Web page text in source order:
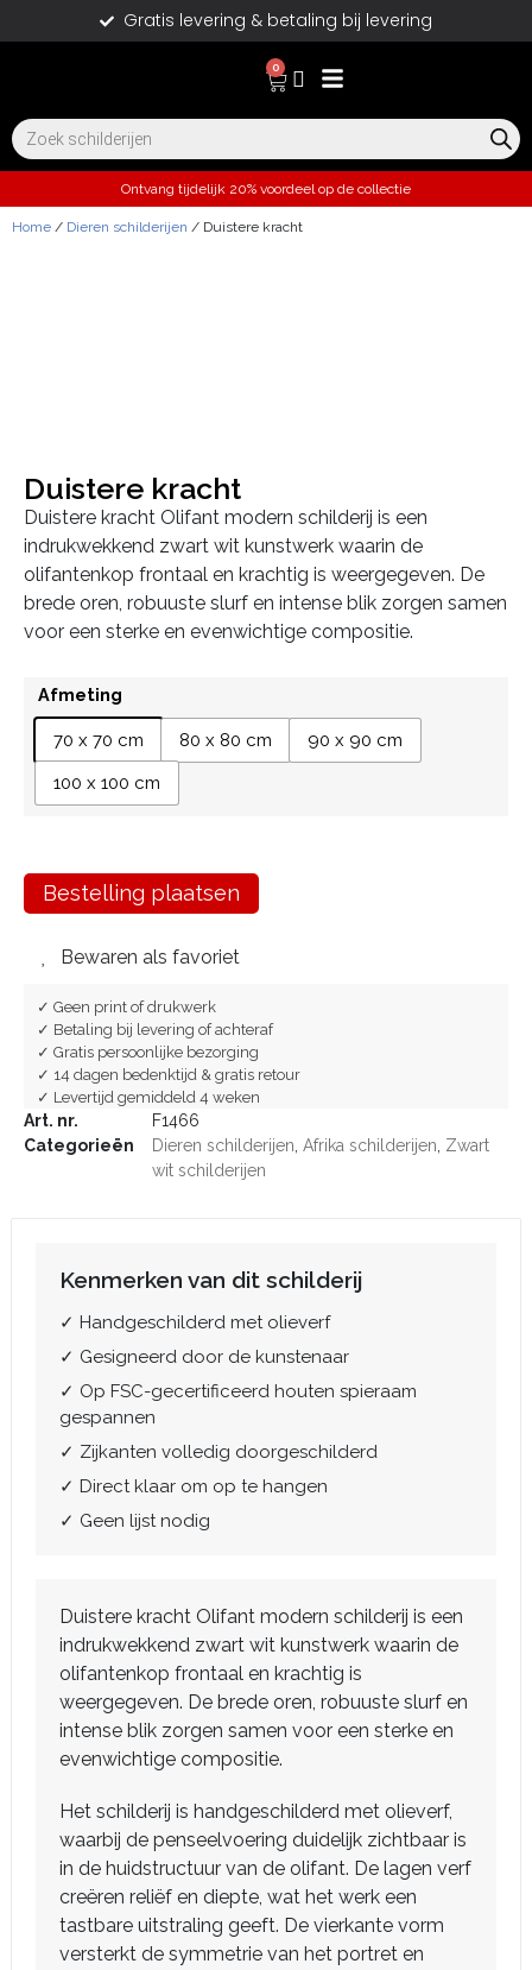
Gratis levering & betaling bij levering
0
Ontvang tijdelijk 20% voordeel op de collectie
Home / Dieren schilderijen / Duistere kracht
Duistere kracht
Duistere kracht Olifant modern schilderij is een
indrukwekkend zwart wit kunstwerk waarin de
olifantenkop frontaal en krachtig is weergegeven. De
brede oren, robuuste slurf en intense blik zorgen samen
voor een sterke en evenwichtige compositie.
Afmeting
70 x 70 cm 80 x 80 cm
90 x 90 cm
100 x 100 cm
Bestelling plaatsen
Bewaren als favoriet
✓ Geen print of drukwerk
✓ Betaling bij levering of achteraf
✓ Gratis persoonlijke bezorging
✓ 14 dagen bedenktijd & gratis retour
✓ Levertijd gemiddeld 4 weken
Art. nr.
F1466
Categorieën
Dieren schilderijen Afrika schilderijen Zwart
wit schilderijen
Kenmerken van dit schilderij
✓ Handgeschilderd met olieverf
✓ Gesigneerd door de kunstenaar
✓ Op FSC-gecertificeerd houten spieraam
gespannen
✓ Zijkanten volledig doorgeschilderd
✓ Direct klaar om op te hangen
✓ Geen lijst nodig
Duistere kracht Olifant modern schilderij is een
indrukwekkend zwart wit kunstwerk waarin de
olifantenkop frontaal en krachtig is
weergegeven. De brede oren, robuuste slurf en
intense blik zorgen samen voor een sterke en
evenwichtige compositie.
Het schilderij is handgeschilderd met olieverf,
waarbij de penseelvoering duidelijk zichtbaar is
in de huidstructuur van de olifant. De lagen verf
creëren reliëf en diepte, wat het werk een
tastbare uitstraling geeft. De vierkante vorm
versterkt de symmetrie van het portret en